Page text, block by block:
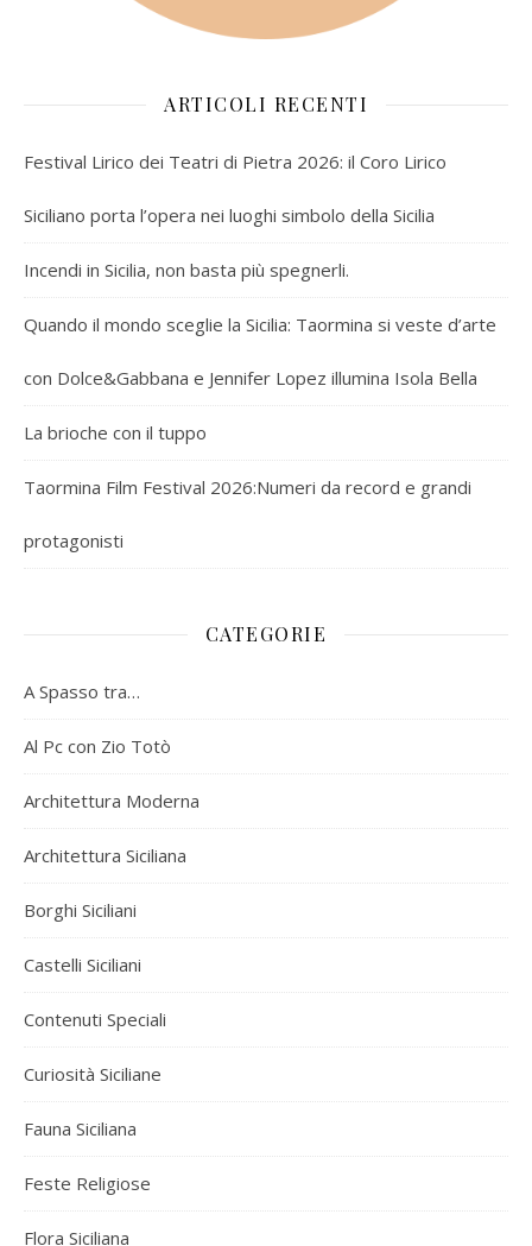
ARTICOLI RECENTI
Festival Lirico dei Teatri di Pietra 2026: il Coro Lirico
Siciliano porta l’opera nei luoghi simbolo della Sicilia
Incendi in Sicilia, non basta più spegnerli.
Quando il mondo sceglie la Sicilia: Taormina si veste d’arte
con Dolce&Gabbana e Jennifer Lopez illumina Isola Bella
La brioche con il tuppo
Taormina Film Festival 2026:Numeri da record e grandi
protagonisti
CATEGORIE
A Spasso tra…
Al Pc con Zio Totò
Architettura Moderna
Architettura Siciliana
Borghi Siciliani
Castelli Siciliani
Contenuti Speciali
Curiosità Siciliane
Fauna Siciliana
Feste Religiose
Flora Siciliana